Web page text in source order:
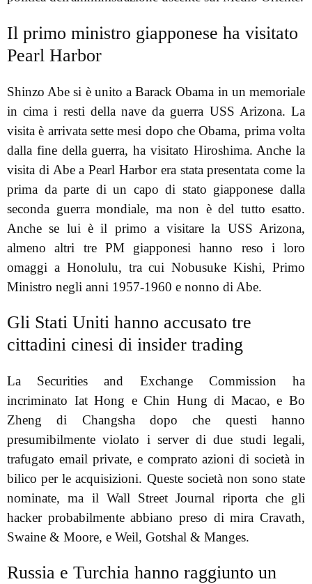
Il primo ministro giapponese ha visitato
Pearl Harbor
Shinzo Abe si è unito a Barack Obama in un memoriale
in cima i resti della nave da guerra USS Arizona. La
visita è arrivata sette mesi dopo che Obama, prima volta
dalla fine della guerra, ha visitato Hiroshima. Anche la
visita di Abe a Pearl Harbor era stata presentata come la
prima da parte di un capo di stato giapponese dalla
seconda guerra mondiale, ma non è del tutto esatto.
Anche se lui è il primo a visitare la USS Arizona,
almeno altri tre PM giapponesi hanno reso i loro
omaggi a Honolulu, tra cui Nobusuke Kishi, Primo
Ministro negli anni 1957-1960 e nonno di Abe.
Gli Stati Uniti hanno accusato tre
cittadini cinesi di insider trading
La Securities and Exchange Commission ha
incriminato Iat Hong e Chin Hung di Macao, e Bo
Zheng di Changsha dopo che questi hanno
presumibilmente violato i server di due studi legali,
trafugato email private, e comprato azioni di società in
bilico per le acquisizioni. Queste società non sono state
nominate, ma il Wall Street Journal riporta che gli
hacker probabilmente abbiano preso di mira Cravath,
Swaine & Moore, e Weil, Gotshal & Manges.
Russia e Turchia hanno raggiunto un